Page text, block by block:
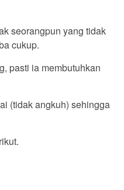
seorangpun yang tidak
cukup.
pasti ia membutuhkan
(tidak angkuh) sehingga